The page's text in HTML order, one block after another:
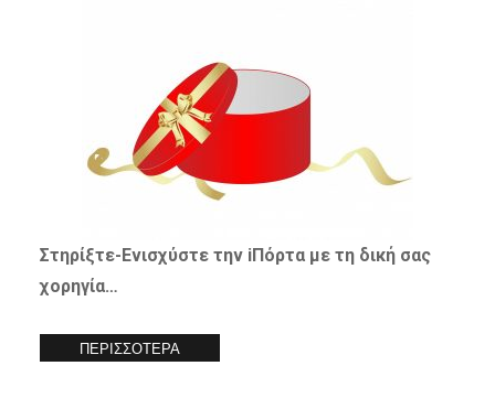
Στηρίξτε-Ενισχύστετην iΠόρτα με τη δική σας
χορηγία…
ΠΕΡΙΣΣΟΤΕΡΑ